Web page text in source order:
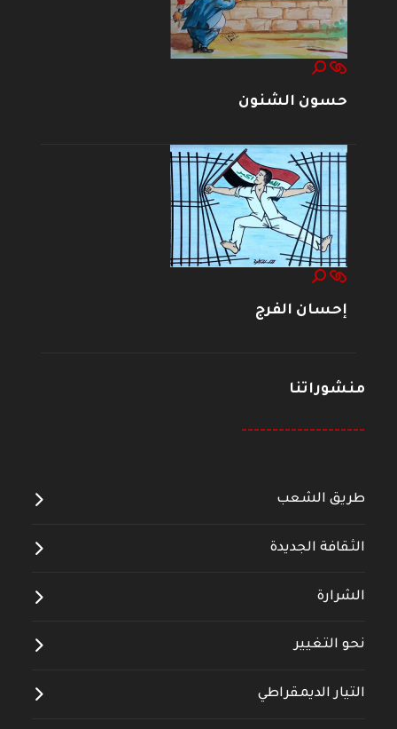
حسون الشنون
إحسان الفرج
منشوراتنا
--------------------
طريق الشعب
الثقافة الجديدة
الشرارة
نحو التغيير
التيار الديمقراطي